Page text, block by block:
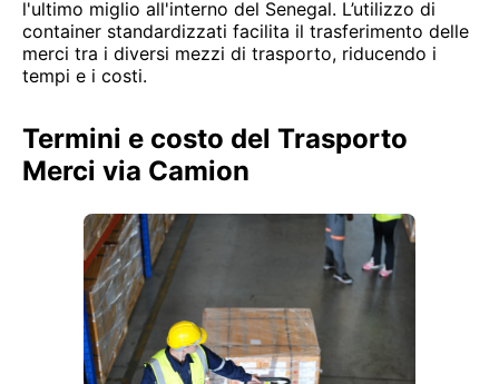
l'ultimo miglio all'interno del Senegal. L’utilizzo di
container standardizzati facilita il trasferimento delle
merci tra i diversi mezzi di trasporto, riducendo i
tempi e i costi.
Termini e costo del Trasporto
Merci via Camion